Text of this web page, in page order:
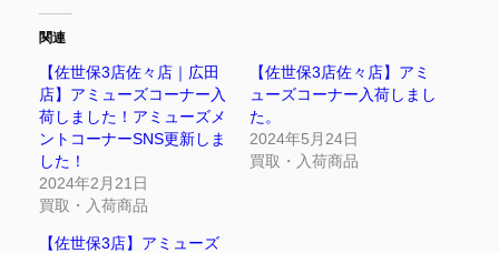
関連
【佐世保3店佐々店｜広田
店】アミューズコーナー入
荷しました！アミューズメ
ントコーナーSNS更新しま
した！
2024年2月21日
買取・入荷商品
【佐世保3店佐々店】アミ
ューズコーナー入荷しまし
た。
2024年5月24日
買取・入荷商品
【佐世保3店】アミューズ